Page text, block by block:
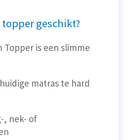
geschikt?
Topper is een slimme
matras te hard
, nek- of